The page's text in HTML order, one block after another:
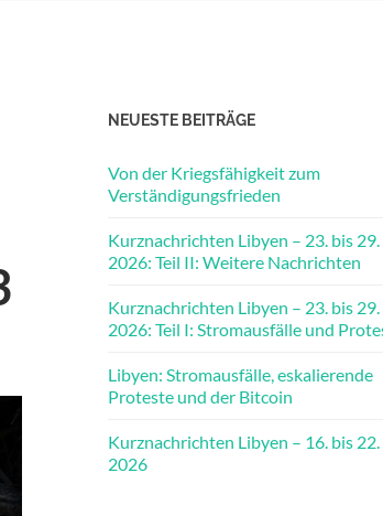
NEUESTE BEITRÄGE
Von der Kriegsfähigkeit zum
Verständigungsfrieden
Kurznachrichten Libyen – 23. bis 29.
2026: Teil II: Weitere Nachrichten
Kurznachrichten Libyen – 23. bis 29.
2026: Teil I: Stromausfälle und
Libyen: Stromausfälle, eskalierende
Proteste und der Bitcoin
Kurznachrichten Libyen – 16. bis 22.
2026